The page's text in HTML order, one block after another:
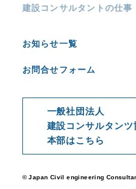
建設コンサルタントの仕事
お知らせ一覧
お問合せフォーム
一般社団法人
建設コンサルタンツ
本部はこちら
© Japan Civil engineering